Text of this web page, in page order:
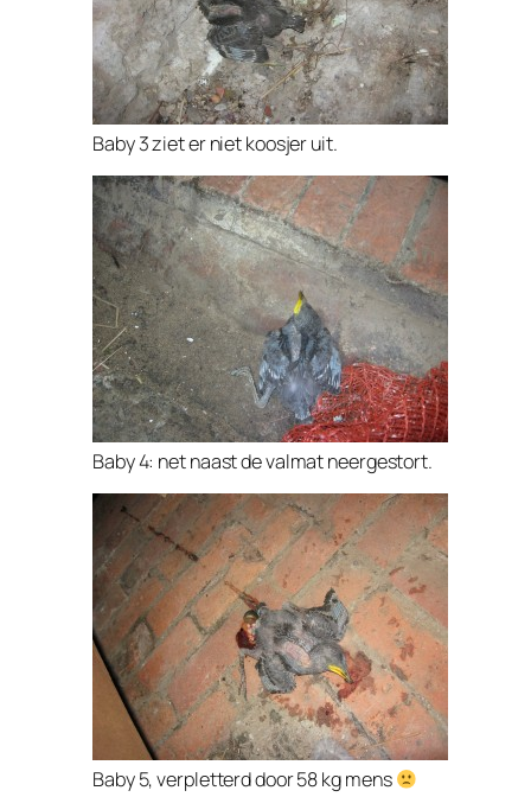
Baby 3 ziet er niet koosjer uit.
Baby 4: net naast de valmat neergestort.
Baby 5, verpletterd door 58 kg mens